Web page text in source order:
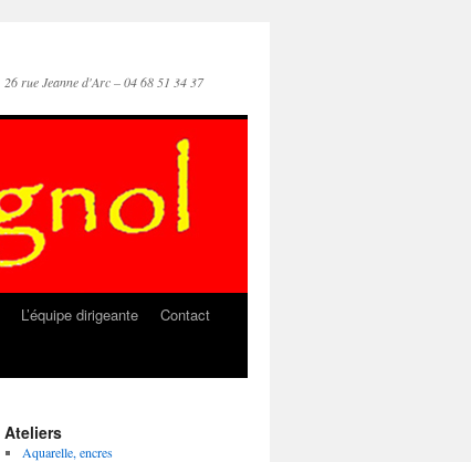
26 rue Jeanne d'Arc – 04 68 51 34 37
L’équipe dirigeante
Contact
Ateliers
Aquarelle, encres